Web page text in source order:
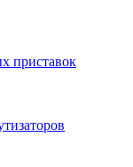
приставок